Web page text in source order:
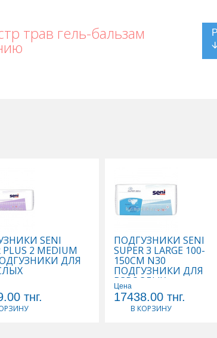
трав гель-бальзам
SENI
PLUS 2 MEDIUM
ДЛЯ
тнг.
ПОДГУЗНИКИ SENI
SUPER 3 LARGE 100-
150СМ N30
ПОДГУЗНИКИ ДЛЯ
ВЗРОСЛЫХ
Цена
17438.00 тнг.
В КОРЗИНУ